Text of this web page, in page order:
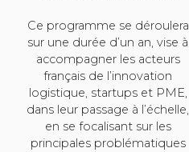
Ce programme se déroulera
sur une durée d’un an, vise à
accompagner les acteurs
français de l’innovation
logistique, startups et PME,
dans leur passage à l’échelle,
en se focalisant sur les
principales problématiques